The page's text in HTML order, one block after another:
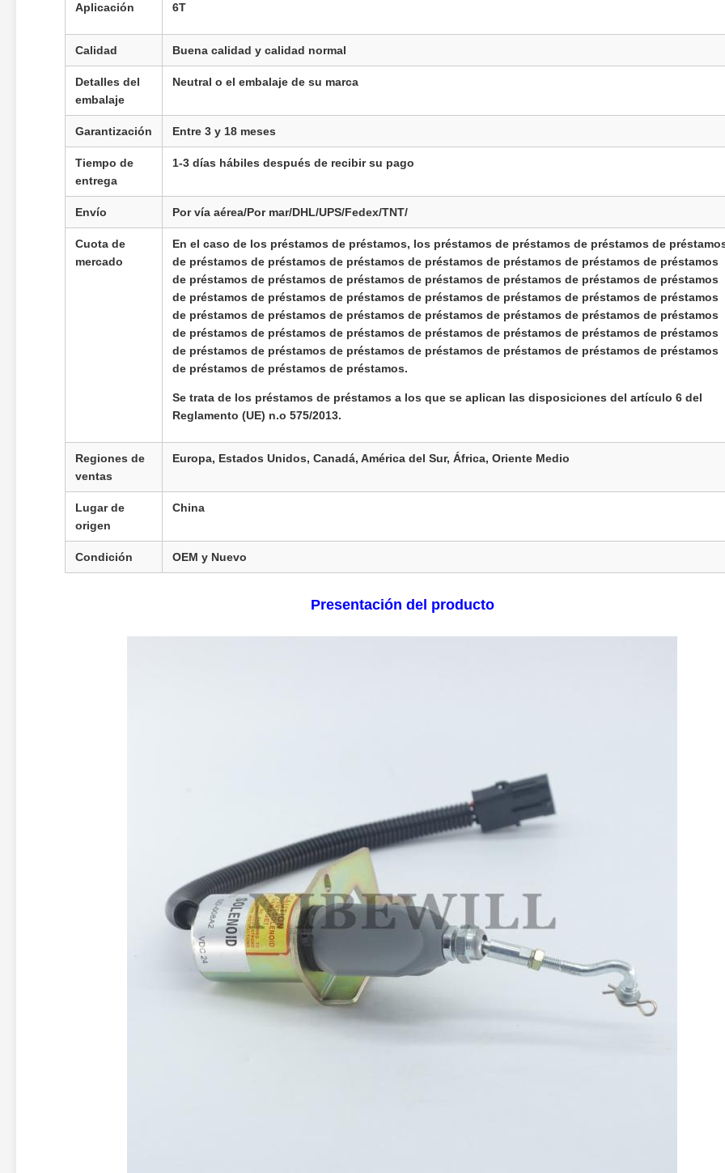
Aplicación 6T
Calidad Buena calidad y calidad normal
Detalles del
embalaje
Neutral o el embalaje de su marca
Garantización Entre 3 y 18 meses
Tiempo de
entrega
1-3 días hábiles después de recibir su pago
Envío Por vía aérea/Por mar/DHL/UPS/Fedex/TNT/
Cuota de
mercado
En el caso de los préstamos de préstamos, los préstamos de préstamos de préstamos de
de préstamos de préstamos de préstamos de préstamos de préstamos de préstamos de préstamos
de préstamos de préstamos de préstamos de préstamos de préstamos de préstamos de préstamos
de préstamos de préstamos de préstamos de préstamos de préstamos de préstamos de préstamos
de préstamos de préstamos de préstamos de préstamos de préstamos de préstamos de préstamos
de préstamos de préstamos de préstamos de préstamos de préstamos de préstamos de préstamos
de préstamos de préstamos de préstamos de préstamos de préstamos de préstamos de préstamos
de préstamos de préstamos de préstamos.
Se trata de los préstamos de préstamos a los que se aplican las disposiciones del artículo 6 del
Reglamento (UE) n.o 575/2013.
Regiones de
ventas
Europa, Estados Unidos, Canadá, América del Sur, África, Oriente Medio
Lugar de
origen
China
Condición OEM y Nuevo
Presentación del producto